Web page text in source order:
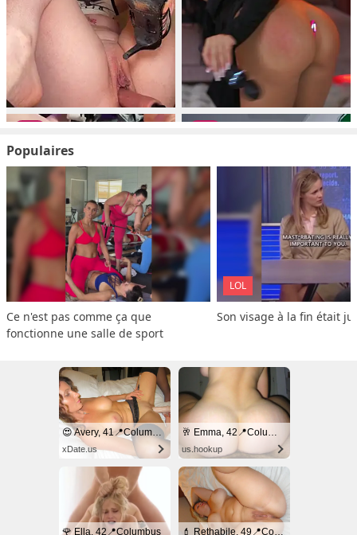
Populaires
Ce n'est pas comme ça que
fonctionne une salle de sport
LOL
Son visage à la fin était